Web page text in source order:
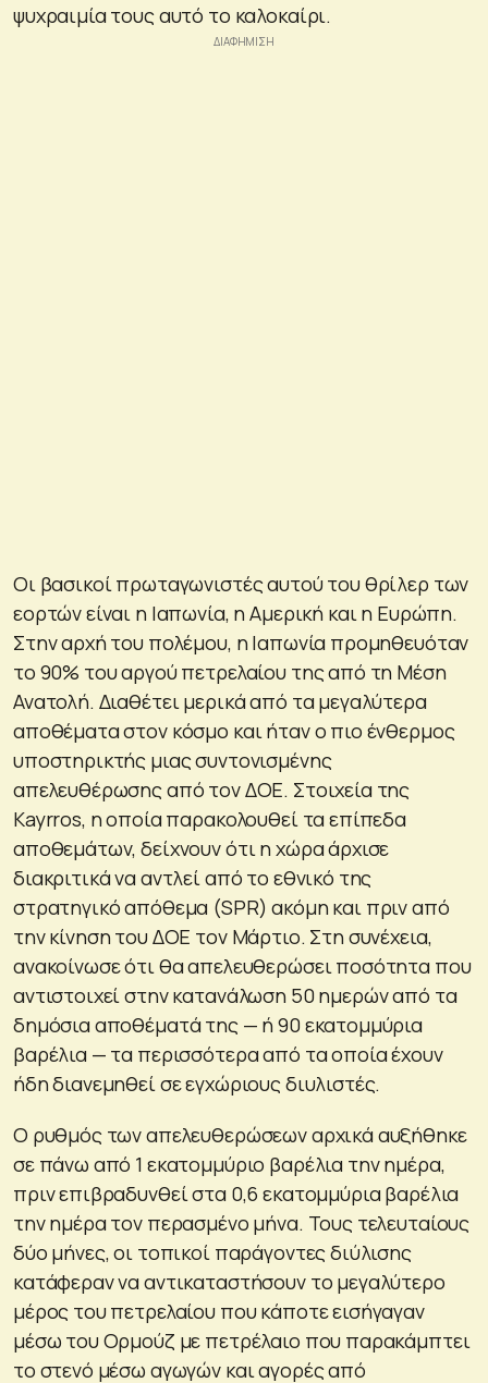
ψυχραιμία τους αυτό το καλοκαίρι.
Οι βασικοί πρωταγωνιστές αυτού του θρίλερ των
εορτών είναι η Ιαπωνία, η Αμερική και η Ευρώπη.
Στην αρχή του πολέμου, η Ιαπωνία προμηθευόταν
το 90% του αργού πετρελαίου της από τη Μέση
Ανατολή. Διαθέτει μερικά από τα μεγαλύτερα
αποθέματα στον κόσμο και ήταν ο πιο ένθερμος
υποστηρικτής μιας συντονισμένης
απελευθέρωσης από τον ΔΟΕ. Στοιχεία της
Kayrros, η οποία παρακολουθεί τα επίπεδα
αποθεμάτων, δείχνουν ότι η χώρα άρχισε
διακριτικά να αντλεί από το εθνικό της
στρατηγικό απόθεμα (SPR) ακόμη και πριν από
την κίνηση του ΔΟΕ τον Μάρτιο. Στη συνέχεια,
ανακοίνωσε ότι θα απελευθερώσει ποσότητα που
αντιστοιχεί στην κατανάλωση 50 ημερών από τα
δημόσια αποθέματά της — ή 90 εκατομμύρια
βαρέλια — τα περισσότερα από τα οποία έχουν
ήδη διανεμηθεί σε εγχώριους διυλιστές.
Ο ρυθμός των απελευθερώσεων αρχικά αυξήθηκε
σε πάνω από 1 εκατομμύριο βαρέλια την ημέρα,
πριν επιβραδυνθεί στα 0,6 εκατομμύρια βαρέλια
την ημέρα τον περασμένο μήνα. Τους τελευταίους
δύο μήνες, οι τοπικοί παράγοντες διύλισης
κατάφεραν να αντικαταστήσουν το μεγαλύτερο
μέρος του πετρελαίου που κάποτε εισήγαγαν
μέσω του Ορμούζ με πετρέλαιο που παρακάμπτει
το στενό μέσω αγωγών και αγορές από